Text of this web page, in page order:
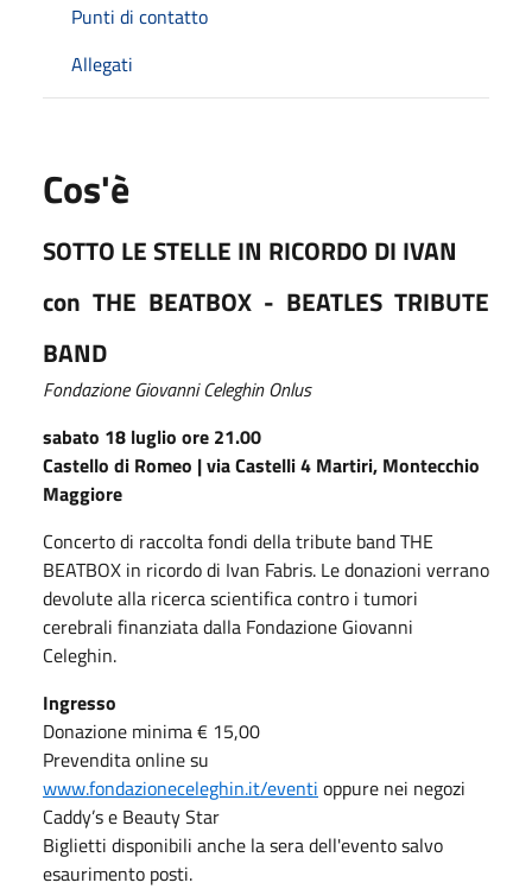
Punti di contatto
Allegati
Cos'è
SOTTO LE STELLE IN RICORDO DI IVAN
con THE BEATBOX - BEATLES TRIBUTE
BAND
Fondazione Giovanni Celeghin Onlus
sabato 18 luglio ore 21.00
Castello di Romeo | via Castelli 4 Martiri, Montecchio
Maggiore
Concerto di raccolta fondi della tribute band THE
BEATBOX in ricordo di Ivan Fabris. Le donazioni verrano
devolute alla ricerca scientifica contro i tumori
cerebrali finanziata dalla Fondazione Giovanni
Celeghin.
Ingresso
Donazione minima € 15,00
Prevendita online su
www.fondazioneceleghin.it/eventi oppure nei negozi
Caddy’s e Beauty Star
Biglietti disponibili anche la sera dell'evento salvo
esaurimento posti.